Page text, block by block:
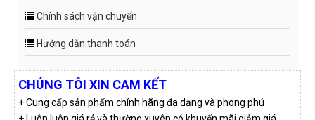
Chính sách vận chuyển
Hướng dẫn thanh toán
CHÚNG TÔI XIN CAM KẾT
+ Cung cấp sản phẩm chính hãng đa dạng và phong phú